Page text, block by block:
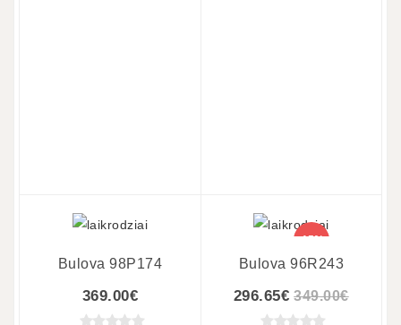
Bulova 98P174
369.00€
-15%
Bulova 96R243
296.65€ 349.00€